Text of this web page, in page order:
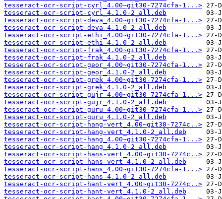
tesseract-ocr-script-cyrl_4.00~git30-7274cfa-1...>
tesseract-ocr-script-cyrl_4.1.0-2_all.deb
tesseract-ocr-script-deva_4.00~git30-7274cfa-1...>
tesseract-ocr-script-deva_4.1.0-2_all.deb
tesseract-ocr-script-ethi_4.00~git30-7274cfa-1...>
tesseract-ocr-script-ethi_4.1.0-2_all.deb
tesseract-ocr-script-frak_4.00~git30-7274cfa-1...>
tesseract-ocr-script-frak_4.1.0-2_all.deb
tesseract-ocr-script-geor_4.00~git30-7274cfa-1...>
tesseract-ocr-script-geor_4.1.0-2_all.deb
tesseract-ocr-script-grek_4.00~git30-7274cfa-1...>
tesseract-ocr-script-grek_4.1.0-2_all.deb
tesseract-ocr-script-gujr_4.00~git30-7274cfa-1...>
tesseract-ocr-script-gujr_4.1.0-2_all.deb
tesseract-ocr-script-guru_4.00~git30-7274cfa-1...>
tesseract-ocr-script-guru_4.1.0-2_all.deb
tesseract-ocr-script-hang-vert_4.00~git30-7274c..>
tesseract-ocr-script-hang-vert_4.1.0-2_all.deb
tesseract-ocr-script-hang_4.00~git30-7274cfa-1...>
tesseract-ocr-script-hang_4.1.0-2_all.deb
tesseract-ocr-script-hans-vert_4.00~git30-7274c..>
tesseract-ocr-script-hans-vert_4.1.0-2_all.deb
tesseract-ocr-script-hans_4.00~git30-7274cfa-1...>
tesseract-ocr-script-hans_4.1.0-2_all.deb
tesseract-ocr-script-hant-vert_4.00~git30-7274c..>
tesseract-ocr-script-hant-vert_4.1.0-2_all.deb